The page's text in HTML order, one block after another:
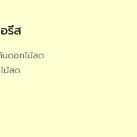
รีส
นดอกไม้สด
ม้สด